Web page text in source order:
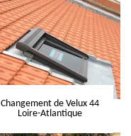
Changement de Velux 44
Loire-Atlantique